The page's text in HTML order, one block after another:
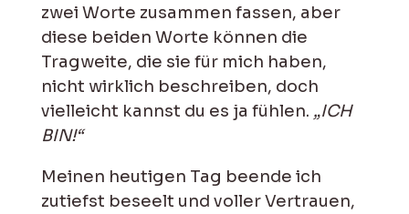
zwei Worte zusammen fassen, aber
diese beiden Worte können die
Tragweite, die sie für mich haben,
nicht wirklich beschreiben, doch
vielleicht kannst du es ja fühlen. „ICH
BIN!“
Meinen heutigen Tag beende ich
zutiefst beseelt und voller Vertrauen,